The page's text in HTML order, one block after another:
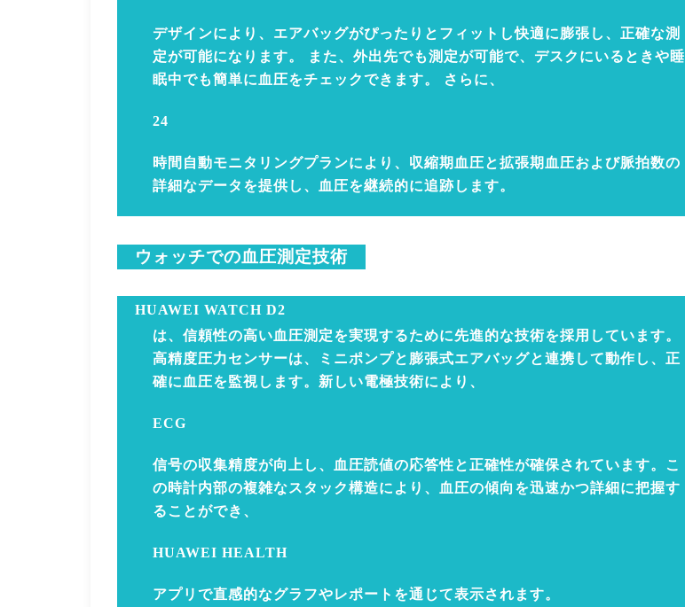
デザインにより、エアバッグがぴったりとフィットし快適に膨張し、正確な測
定が可能になります。 また、外出先でも測定が可能で、デスクにいるときや睡
眠中でも簡単に血圧をチェックできます。 さらに、
24
時間自動モニタリングプランにより、収縮期血圧と拡張期血圧および脈拍数の
詳細なデータを提供し、血圧を継続的に追跡します。
ウォッチでの血圧測定技術
HUAWEI WATCH D2
は、信頼性の高い血圧測定を実現するために先進的な技術を採用しています。
高精度圧力センサーは、ミニポンプと膨張式エアバッグと連携して動作し、正
確に血圧を監視します。新しい電極技術により、
ECG
信号の収集精度が向上し、血圧読値の応答性と正確性が確保されています。こ
の時計内部の複雑なスタック構造により、血圧の傾向を迅速かつ詳細に把握す
ることができ、
HUAWEI HEALTH
アプリで直感的なグラフやレポートを通じて表示されます。